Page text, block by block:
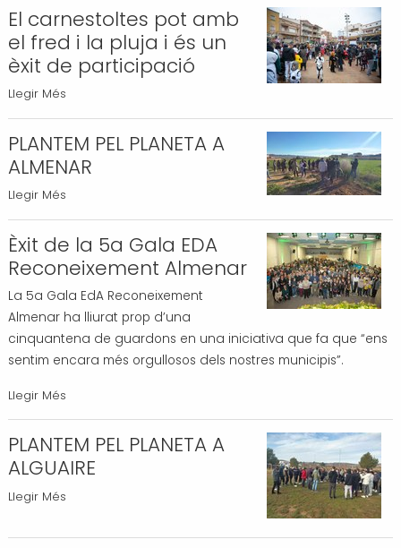
LES
DESPESES
CORRENTS
2023
-
DE
LA
DIPUTACIÓ
DE
LLEIDA
EN
L’ÀMBIT
DE
SALUT
2023
-
El carnestoltes pot amb
el fred i la pluja i és un
èxit de participació
El
carnestoltes
pot
amb
el
fred
i
la
pluja
és
un
participació
-
Llegir Més
PLANTEM PEL PLANETA A
ALMENAR
PLANTEM
PEL
PLANETA
A
ALMENAR
-
Llegir Més
Èxit de la 5a Gala EDA
Reconeixement Almenar
La 5a Gala EdA Reconeixement
Almenar ha lliurat prop d’una
cinquantena de guardons en una iniciativa que fa que “ens
sentim encara més orgullosos dels nostres municipis”.
Èxit
de
la
5a
Gala
EDA
Llegir Més
PLANTEM PEL PLANETA A
ALGUAIRE
PLANTEM
PLANETA
Llegir Més